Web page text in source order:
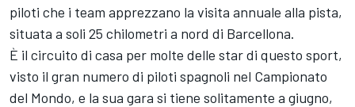
piloti che i team apprezzano la visita annuale alla pista,
situata a soli 25 chilometri a nord di Barcellona.
È il circuito di casa per molte delle star di questo sport,
visto il gran numero di piloti spagnoli nel Campionato
del Mondo, e la sua gara si tiene solitamente a giugno,